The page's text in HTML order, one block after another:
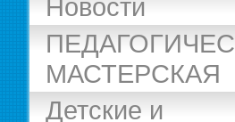
Новости
МАСТЕРСКАЯ
Детские и